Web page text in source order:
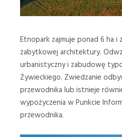
Etnopark zajmuje ponad 6 ha
zabytkowej architektury.
urbanistyczny i zabudowę
Żywieckiego. Zwiedzanie
przewodnika lub istnieje
wypożyczenia w Punkcie
przewodnika.